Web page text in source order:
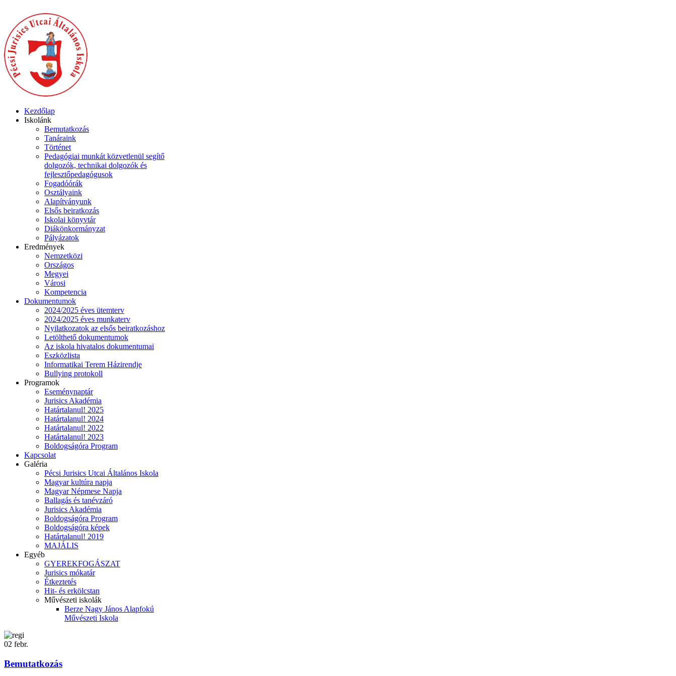
Kezdőlap
Iskolánk
Bemutatkozás
Tanáraink
Történet
Pedagógiai munkát közvetlenül segítő
dolgozók, technikai dolgozók és
fejlesztőpedagógusok
Fogadóórák
Osztályaink
Alapítványunk
Elsős beiratkozás
Iskolai könyvtár
Diákönkormányzat
Pályázatok
Eredmények
Nemzetközi
Országos
Megyei
Városi
Kompetencia
Dokumentumok
2024/2025 éves ütemterv
2024/2025 éves munkaterv
Nyilatkozatok az elsős beiratkozáshoz
Letölthető dokumentumok
Az iskola hivatalos dokumentumai
Eszközlista
Informatikai Terem Házirendje
Bullying protokoll
Programok
Eseménynaptár
Jurisics Akadémia
Határtalanul! 2025
Határtalanul! 2024
Határtalanul! 2022
Határtalanul! 2023
Boldogságóra Program
Kapcsolat
Galéria
Pécsi Jurisics Utcai Általános Iskola
Magyar kultúra napja
Magyar Népmese Napja
Ballagás és tanévzáró
Jurisics Akadémia
Boldogságóra Program
Boldogságóra képek
Határtalanul! 2019
MAJÁLIS
Egyéb
GYEREKFOGÁSZAT
Jurisics mókatár
Étkeztetés
Hit- és erkölcstan
Művészeti iskolák
Berze Nagy János Alapfokú
Művészeti Iskola
02 febr.
Bemutatkozás